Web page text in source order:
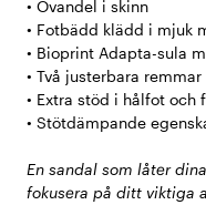
• Ovandel i skinn
• Fotbädd klädd i mjuk
• Bioprint Adapta-sula
• Två justerbara remmar
• Extra stöd i hålfot och
• Stötdämpande
En sandal som låter
fokusera på ditt viktiga